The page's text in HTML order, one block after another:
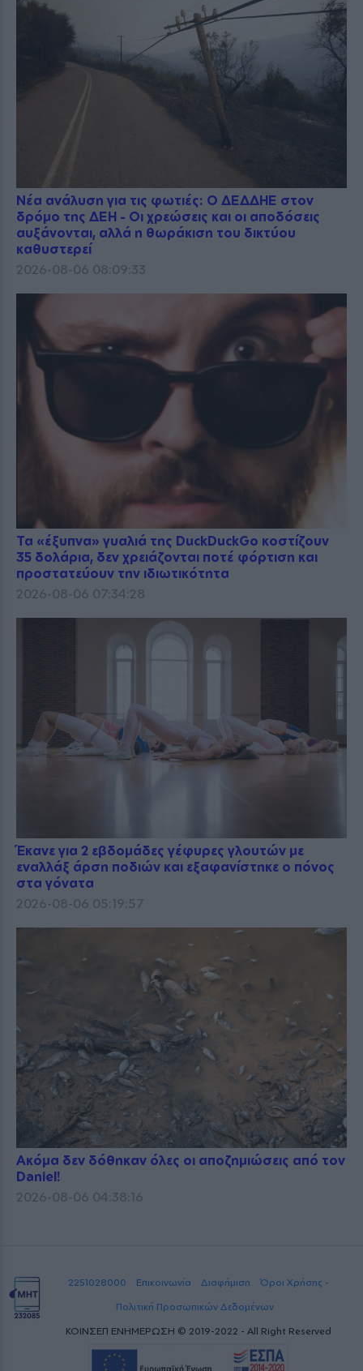
Νέα ανάλυση για τις φωτιές: Ο ΔΕΔΔΗΕ στον
δρόμο της ΔΕΗ - Οι χρεώσεις και οι αποδόσεις
αυξάνονται, αλλά η θωράκιση του δικτύου
καθυστερεί
2026-08-06 08:09:33
Τα «έξυπνα» γυαλιά της DuckDuckGo κοστίζουν
35 δολάρια, δεν χρειάζονται ποτέ φόρτιση και
προστατεύουν την ιδιωτικότητα
2026-08-06 07:34:28
Έκανε για 2 εβδομάδες γέφυρες γλουτών με
εναλλάξ άρση ποδιών και εξαφανίστηκε ο πόνος
στα γόνατα
2026-08-06 05:19:57
Ακόμα δεν δόθηκαν όλες οι αποζημιώσεις από τον
Daniel!
2026-08-06 04:38:16
2251028000 Επικοινωνία Διαφήμιση
Όροι Χρήσης -
Πολιτική Προσωπικών Δεδομένων
ΚΟΙΝΣΕΠ ΕΝΗΜΕΡΩΣΗ © 2019-2022 - All Right Reserved